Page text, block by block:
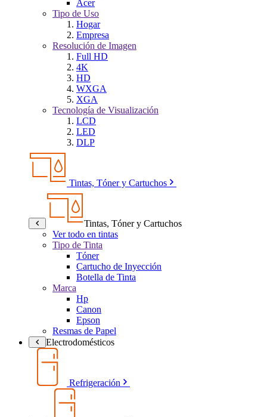
Acer
Tipo de Uso
Hogar
Empresa
Resolución de Imagen
Full HD
4K
HD
WXGA
XGA
Tecnología de Visualización
LCD
LED
DLP
Tintas, Tóner y Cartuchos
Tintas, Tóner y Cartuchos
Ver todo en tintas
Tipo de Tinta
Tóner
Cartucho de Inyección
Botella de Tinta
Marca
Hp
Canon
Epson
Resmas de Papel
Electrodomésticos
Refrigeración